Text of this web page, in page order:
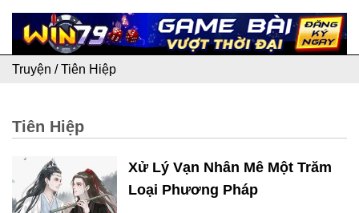
Truyện /Tiên Hiệp
Tiên Hiệp
Xử Lý Vạn Nhân Mê Một Trăm
Loại Phương Pháp